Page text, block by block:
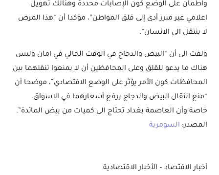
واطمأن على الوضع كون الإصابات محددة وهنالك تهويل
اعلامي غير مبرر أدى إلى قلق المواطن”، مؤكدا أن “هذا المرض
لا ينتقل الى الانسان”.
ولفت الى أن “البيض والدجاج في الوقت الحالي في امان وليس
هناك ما يدعو للقلق وعلى المحافظين أن لا يمنعوا تنقلهما بين
المحافظات كون الأمر يؤثر على الوضع الاقتصادي”، موضحا أن
“منع انتقال البيض والدجاج يرفع أسعارهما في الاسواق،
خاصة وأن العاصمة بغداد تحتاج الى كميات من بيض المائدة”.
المصدر: السومرية
أخبار الاقتصاد – الأخبار الاقتصادية